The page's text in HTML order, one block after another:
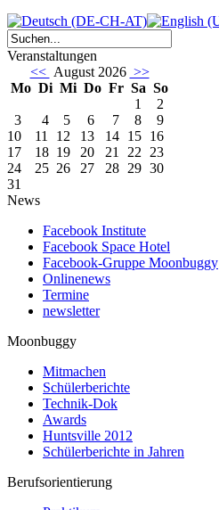
Veranstaltungen
<< August 2026 >>
Mo Di Mi Do Fr Sa So
1
2
3
4 5 6 7 8
9
10
11 12 13 14 15 16
17
18 19 20 21 22 23
24
25 26 27 28 29 30
31
News
Facebook Institute
Facebook Space Hotel
Facebook-Gruppe Moonbuggy
Onlinenews
Termine
newsletter
Moonbuggy
Mitmachen
Schülerberichte
Technik-Dok
Awards
Huntsville 2012
Schülerberichte in Jahren
Berufsorientierung